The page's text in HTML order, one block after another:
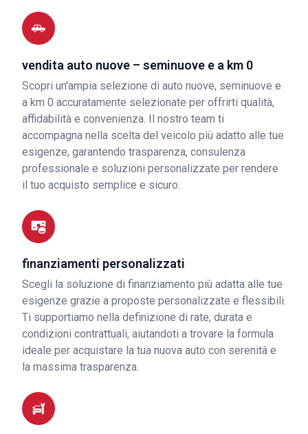
vendita auto nuove – seminuove e a km 0
Scopri un'ampia selezione di auto nuove, seminuove e
a km 0 accuratamente selezionate per offrirti qualità,
affidabilità e convenienza. Il nostro team ti
accompagna nella scelta del veicolo più adatto alle tue
esigenze, garantendo trasparenza, consulenza
professionale e soluzioni personalizzate per rendere
il tuo acquisto semplice e sicuro.
finanziamenti personalizzati
Scegli la soluzione di finanziamento più adatta alle tue
esigenze grazie a proposte personalizzate e flessibili.
Ti supportiamo nella definizione di rate, durata e
condizioni contrattuali, aiutandoti a trovare la formula
ideale per acquistare la tua nuova auto con serenità e
la massima trasparenza.